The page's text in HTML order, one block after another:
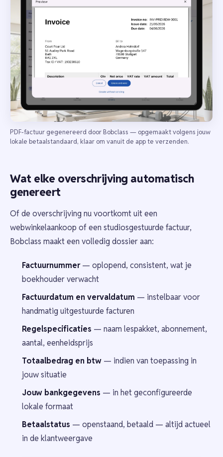
PDF-factuur gegenereerd door Bobclass — opgemaakt volgens jouw
lokale betaalstandaard, klaar om vanuit de app te verzenden.
Wat elke overschrijving automatisch
genereert
Of de overschrijving nu voortkomt uit een
webwinkelaankoop of een studiosgestuurde factuur,
Bobclass maakt een volledig dossier aan:
Factuurnummer— oplopend, consistent, wat je
boekhouder verwacht
Factuurdatum en vervaldatum — instelbaar voor
handmatig uitgestuurde facturen
Regelspecificaties — naam lespakket, abonnement,
aantal, eenheidsprijs
Totaalbedrag en btw — indien van toepassing in
jouw situatie
Jouw bankgegevens — in het geconfigureerde
lokale formaat
Betaalstatus — openstaand, betaald — altijd actueel
in de klantweergave